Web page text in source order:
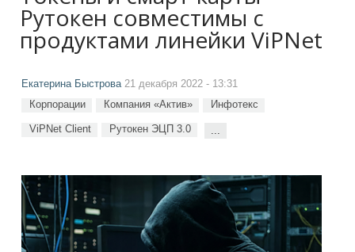
Рутокен совместимы с
продуктами линейки ViPNet
Екатерина Быстрова21 декабря 2022 - 13:31
Корпорации Компания «Актив» Инфотекс
ViPNet Client Рутокен ЭЦП 3.0 ...